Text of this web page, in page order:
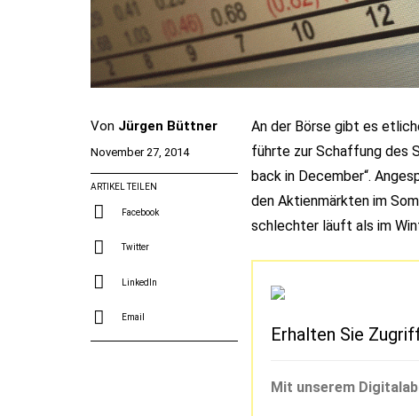
Von Jürgen Büttner
November 27, 2014
ARTIKEL TEILEN
Facebook
Twitter
LinkedIn
Email
An der Börse gibt es
führte zur Schaffung des
back in December“.
den Aktienmärkten im
schlechter läuft als im
Erhalten Sie
Mit unserem